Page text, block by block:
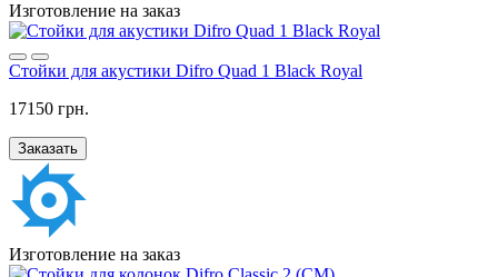
Изготовление на заказ
Стойки для акустики Difro Quad 1 Black Royal
17150 грн.
Заказать
Изготовление на заказ